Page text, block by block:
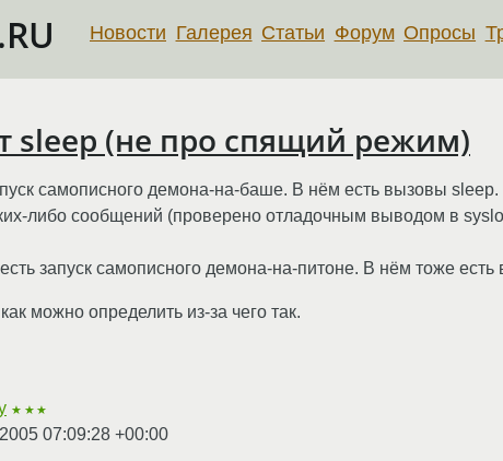
Новости Галерея Статьи Форум Опросы
sleep (не про спящий режим)
самописного демона-на-баше. В нём есть вызовы
либо сообщений (проверено отладочным выводом в
запуск самописного демона-на-питоне. В нём тоже есть
можно определить из-за чего так.
★★★
07:09:28 +00:00